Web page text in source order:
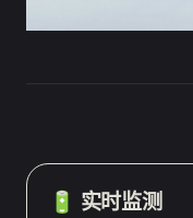
🔋 实时监测